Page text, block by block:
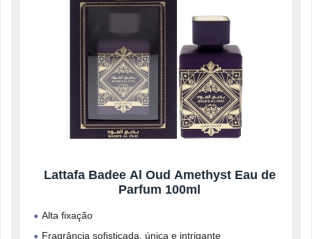
Lattafa Badee Al Oud Amethyst Eau de
Parfum 100ml
Alta fixação
Fragrância sofisticada, única e intrigante